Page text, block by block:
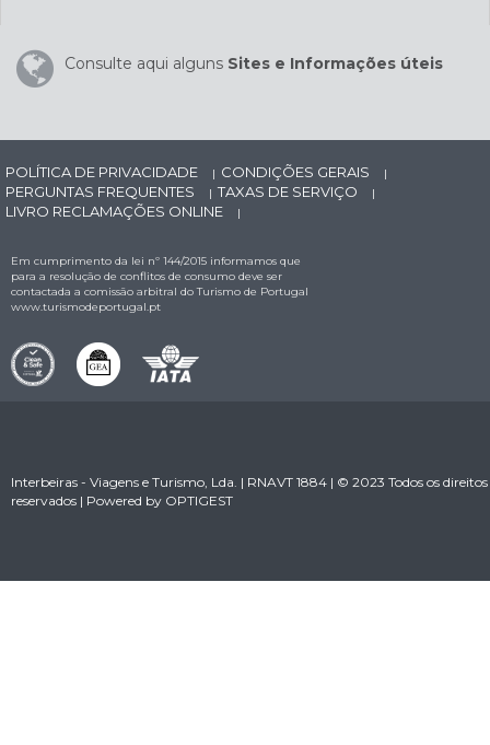
Consulte aqui alguns Sites e Informações úteis
POLÍTICA DE PRIVACIDADE | CONDIÇÕES GERAIS |
PERGUNTAS FREQUENTES | TAXAS DE SERVIÇO |
LIVRO RECLAMAÇÕES ONLINE |
Em cumprimento da lei nº 144/2015 informamos que
para a resolução de conflitos de consumo deve ser
contactada a comissão arbitral do Turismo de Portugal
www.turismodeportugal.pt
Interbeiras - Viagens e Turismo, Lda. | RNAVT 1884 | © 2023 Todos os direitos
reservados | Powered by OPTIGEST